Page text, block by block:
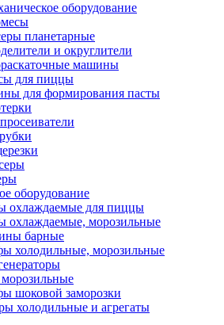
оборудование
планетарные
и округлители
машины
для пиццы
для формирования пасты
оборудование
охлаждаемые для пиццы
охлаждаемые, морозильные
барные
холодильные, морозильные
шоковой заморозки
холодильные и агрегаты